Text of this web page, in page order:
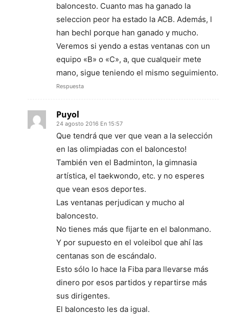
baloncesto. Cuanto mas ha ganado la
seleccion peor ha estado la ACB. Además, l
han bechl porque han ganado y mucho.
Veremos si yendo a estas ventanas con un
equipo «B» o «C», a, que cualqueir mete
mano, sigue teniendo el mismo seguimiento.
Respuesta
Puyol
24 agosto 2016 En 15:57
Que tendrá que ver que vean a la selección
en las olimpiadas con el baloncesto!
También ven el Badminton, la gimnasia
artística, el taekwondo, etc. y no esperes
que vean esos deportes.
Las ventanas perjudican y mucho al
baloncesto.
No tienes más que fijarte en el balonmano.
Y por supuesto en el voleibol que ahí las
centanas son de escándalo.
Esto sólo lo hace la Fiba para llevarse más
dinero por esos partidos y repartirse más
sus dirigentes.
El baloncesto les da igual.